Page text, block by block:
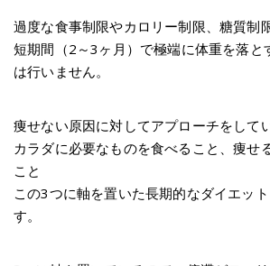
過度な食事制限やカロリー制限、糖質制
短期間（2～3ヶ月）で極端に体重を落と
は行いません。
痩せない原因に対してアプローチをして
カラダに必要なものを食べること、痩せ
こと
この3つに軸を置いた長期的なダイエッ
す。